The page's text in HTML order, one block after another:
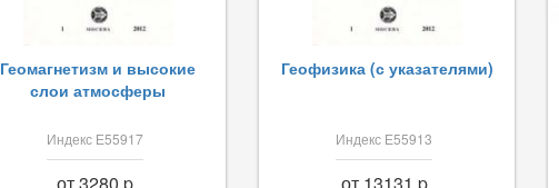
Геомагнетизм и высокие
слои атмосферы
Индекс Е55917
Геофизика (с указателями)
Индекс Е55913